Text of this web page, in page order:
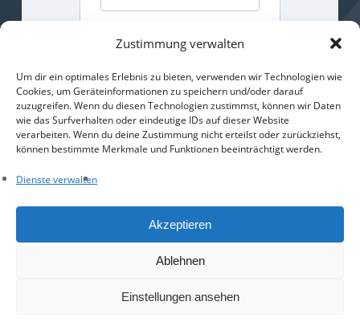
Zustimmung verwalten
Um dir ein optimales Erlebnis zu bieten, verwenden wir Technologien wie
Cookies, um Geräteinformationen zu speichern und/oder darauf
zuzugreifen. Wenn du diesen Technologien zustimmst, können wir Daten
wie das Surfverhalten oder eindeutige IDs auf dieser Website
verarbeiten. Wenn du deine Zustimmung nicht erteilst oder zurückziehst,
können bestimmte Merkmale und Funktionen beeinträchtigt werden.
Dienste verwalten
Akzeptieren
Ablehnen
Einstellungen ansehen
die Anmeldung an.
ANMELDEN
Facebook
EmailWhatsApp
Teilen